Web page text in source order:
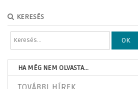
KERESÉS
OK
HA MÉG NEM OLVASTA...